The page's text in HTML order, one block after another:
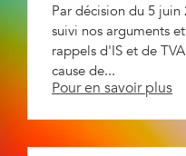
Par décision du 5
suivi nos arguments
rappels d'IS et de
cause de...
Pour en savoir plus